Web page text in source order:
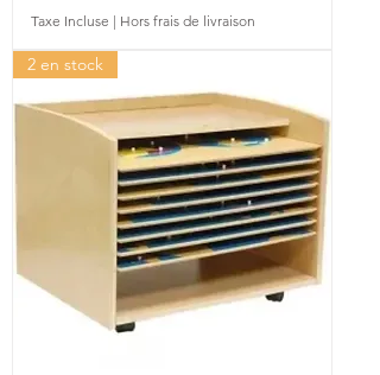
Taxe Incluse | Hors frais de livraison
2 en stock